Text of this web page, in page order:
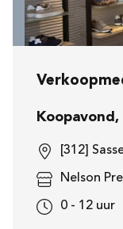
[312]
Nelson
0 - 12 uur